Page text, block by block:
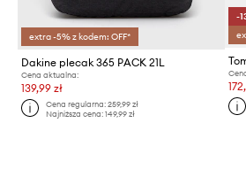
extra -5% z kodem: OFF*
Dakine plecak 365 PACK 21L
Cena aktualna:
139,99 zł
Cena regularna:259,99 zł
Najniższa cena:149,99 zł
-